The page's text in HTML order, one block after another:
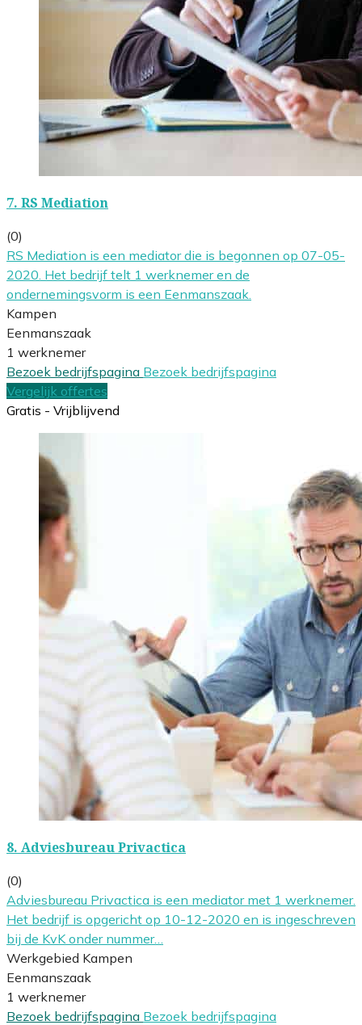
7. RS Mediation
(0)
RS Mediation is een mediator die is begonnen op 07-05-
2020. Het bedrijf telt 1 werknemer en de
ondernemingsvorm is een Eenmanszaak.
Kampen
Eenmanszaak
1 werknemer
Bezoek bedrijfspagina Bezoek bedrijfspagina
Vergelijk offertes
Gratis - Vrijblijvend
8. Adviesbureau Privactica
(0)
Adviesbureau Privactica is een mediator met 1 werknemer.
Het bedrijf is opgericht op 10-12-2020 en is ingeschreven
bij de KvK onder nummer…
Werkgebied Kampen
Eenmanszaak
1 werknemer
Bezoek bedrijfspagina Bezoek bedrijfspagina